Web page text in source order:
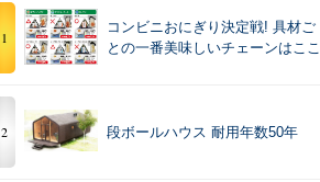
1
コンビニおにぎり決定戦! 具材ご
との一番美味しいチェーンはここ
2 段ボールハウス 耐用年数50年